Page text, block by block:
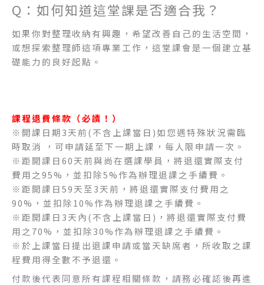
Q：如何知道這堂課是否適合我？
如果你對整理收納有興趣，希望改善自己的生活空間，
或想探索整理師這項專業工作，這堂課會是一個建立基
礎能力的良好起點。
課程退費條款（必讀！）
※開課日期3天前(不含上課當日)如您遇特殊狀況需臨
時取消 ，可申請延至下一期上課，每人限申請一次。
※距開課日60天前與尚在選課學員，將退還實際支付
費用之95%，並扣除5%作為辦理退課之手續費。
※距開課日59天至3天前，將退還實際支付費用之
90%，並扣除10%作為辦理退課之手續費。
※距開課日3天內(不含上課當日)，將退還實際支付費
用之70%，並扣除30%作為辦理退課之手續費。
※於上課當日提出退課申請或當天缺席者，所收取之課
程費用得全數不予退還。
付款後代表同意所有課程相關條款，請務必確認後再進